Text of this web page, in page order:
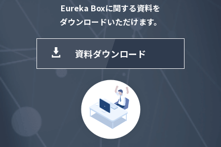
Eureka Boxに関する資料を
ダウンロードいただけます。
資料ダウンロード